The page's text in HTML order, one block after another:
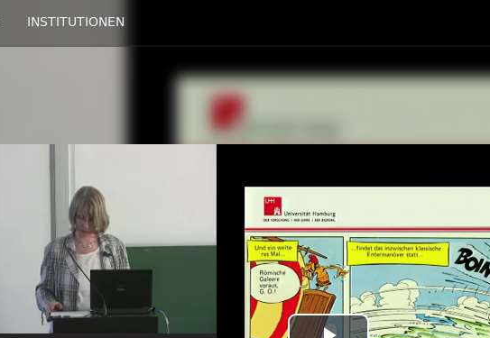
INSTITUTIONEN